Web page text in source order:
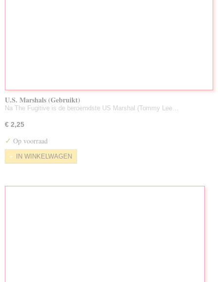
U.S. Marshals (Gebruikt)
Na The Fugitive is de beroemdste US Marshal (Tommy Lee…
€ 2,25
✓ Op voorraad
IN WINKELWAGEN